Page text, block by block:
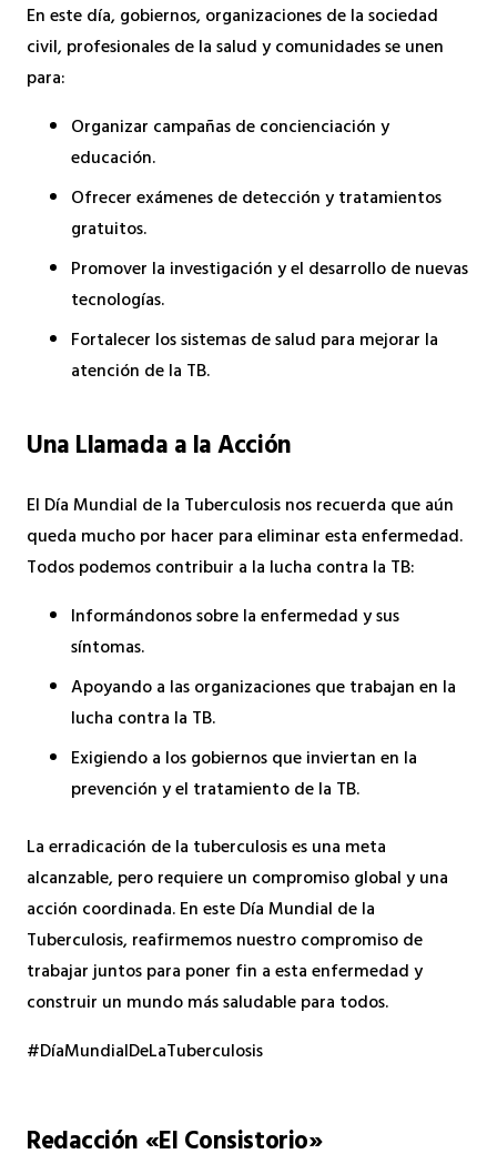
En este día, gobiernos, organizaciones de la sociedad
civil, profesionales de la salud y comunidades se unen
para:
Organizar campañas de concienciación y
educación.
Ofrecer exámenes de detección y tratamientos
gratuitos.
Promover la investigación y el desarrollo de nuevas
tecnologías.
Fortalecer los sistemas de salud para mejorar la
atención de la TB.
Una Llamada a la Acción
El Día Mundial de la Tuberculosis nos recuerda que aún
queda mucho por hacer para eliminar esta enfermedad.
Todos podemos contribuir a la lucha contra la TB:
Informándonos sobre la enfermedad y sus
síntomas.
Apoyando a las organizaciones que trabajan en la
lucha contra la TB.
Exigiendo a los gobiernos que inviertan en la
prevención y el tratamiento de la TB.
La erradicación de la tuberculosis es una meta
alcanzable, pero requiere un compromiso global y una
acción coordinada. En este Día Mundial de la
Tuberculosis, reafirmemos nuestro compromiso de
trabajar juntos para poner fin a esta enfermedad y
construir un mundo más saludable para todos.
#DíaMundialDeLaTuberculosis
Redacción «El Consistorio»